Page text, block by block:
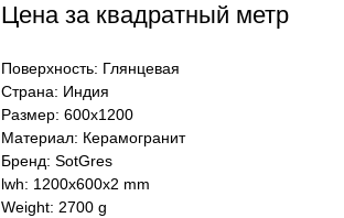
Цена за квадратный метр
Поверхность: Глянцевая
Страна: Индия
Размер: 600x1200
Материал: Керамогранит
Бренд: SotGres
lwh: 1200x600x2 mm
Weight: 2700 g